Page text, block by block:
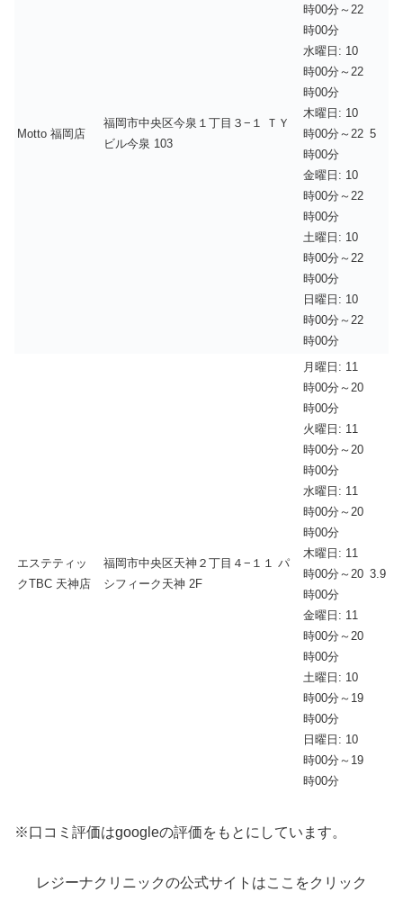
Motto 福岡店
福岡市中央区今泉１丁目３−１ ＴＹ
ビル今泉 103
時00分～22
時00分
水曜日: 10
時00分～22
時00分
木曜日: 10
時00分～22
時00分
金曜日: 10
時00分～22
時00分
土曜日: 10
時00分～22
時00分
日曜日: 10
時00分～22
時00分
5
エステティッ
クTBC 天神店
福岡市中央区天神２丁目４−１１ パ
シフィーク天神 2F
月曜日: 11
時00分～20
時00分
火曜日: 11
時00分～20
時00分
水曜日: 11
時00分～20
時00分
木曜日: 11
時00分～20
時00分
金曜日: 11
時00分～20
時00分
土曜日: 10
時00分～19
時00分
日曜日: 10
時00分～19
時00分
3.9
※口コミ評価はgoogleの評価をもとにしています。
レジーナクリニックの公式サイトはここをクリック